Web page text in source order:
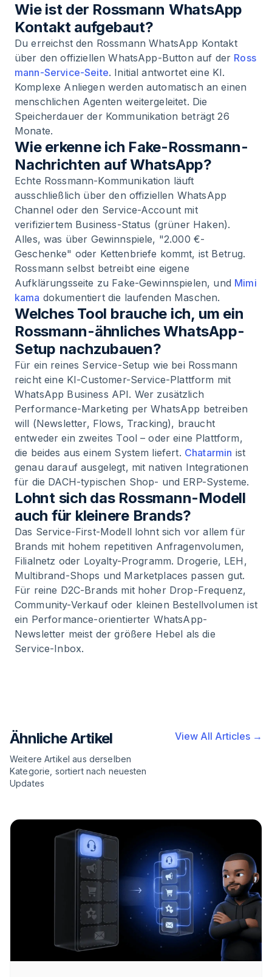
Wie ist der Rossmann WhatsApp
Kontakt aufgebaut?
Du erreichst den Rossmann WhatsApp Kontakt
über den offiziellen WhatsApp-Button auf der Ross
mann-Service-Seite. Initial antwortet eine KI.
Komplexe Anliegen werden automatisch an einen
menschlichen Agenten weitergeleitet. Die
Speicherdauer der Kommunikation beträgt 26
Monate.
Wie erkenne ich Fake-Rossmann-
Nachrichten auf WhatsApp?
Echte Rossmann-Kommunikation läuft
ausschließlich über den offiziellen WhatsApp
Channel oder den Service-Account mit
verifiziertem Business-Status (grüner Haken).
Alles, was über Gewinnspiele, "2.000 €-
Geschenke" oder Kettenbriefe kommt, ist Betrug.
Rossmann selbst betreibt eine eigene
Aufklärungsseite zu Fake-Gewinnspielen, und Mimi
kama dokumentiert die laufenden Maschen.
Welches Tool brauche ich, um ein
Rossmann-ähnliches WhatsApp-
Setup nachzubauen?
Für ein reines Service-Setup wie bei Rossmann
reicht eine KI-Customer-Service-Plattform mit
WhatsApp Business API. Wer zusätzlich
Performance-Marketing per WhatsApp betreiben
will (Newsletter, Flows, Tracking), braucht
entweder ein zweites Tool – oder eine Plattform,
die beides aus einem System liefert. Chatarmin ist
genau darauf ausgelegt, mit nativen Integrationen
für die DACH-typischen Shop- und ERP-Systeme.
Lohnt sich das Rossmann-Modell
auch für kleinere Brands?
Das Service-First-Modell lohnt sich vor allem für
Brands mit hohem repetitiven Anfragenvolumen,
Filialnetz oder Loyalty-Programm. Drogerie, LEH,
Multibrand-Shops und Marketplaces passen gut.
Für reine D2C-Brands mit hoher Drop-Frequenz,
Community-Verkauf oder kleinen Bestellvolumen ist
ein Performance-orientierter WhatsApp-
Newsletter meist der größere Hebel als die
Service-Inbox.
Ähnliche Artikel
Weitere Artikel aus derselben
Kategorie, sortiert nach neuesten
Updates
View All Articles →